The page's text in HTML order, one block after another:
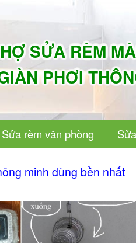
SỬA RÈM
PHƠI
Sửa rèm văn phòng
minh dùng bền nhất